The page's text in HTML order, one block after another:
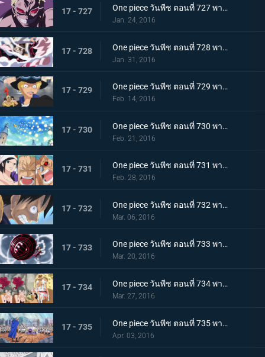
17 - 727 One piece วันพีช ตอนที่ 727 พากย์ไทย พลิกผันครั้งใหญ่! พลังที่ตื่นขึ้นของโดฟลามิงโก้!
Jan. 24, 2016
17 - 728 One piece วันพีช ตอนที่ 728 พากย์ไทย ลูฟี่! ทุ่มสุดตัวลีโอบาซูก้า!
Jan. 31, 2016
17 - 729 One piece วันพีช ตอนที่ 729 พากย์ไทย เจ้ามังกรอัคคี! ฉันจะปกป้องชีวิตลูฟี่ให้ได้!
Feb. 14, 2016
17 - 730 One piece วันพีช ตอนที่ 730 พากย์ไทย น้ำแห่งปาฏิหาริย์! การต่อสู้ของมันเชอร์รี่!
Feb. 21, 2016
17 - 731 One piece วันพีช ตอนที่ 731 พากย์ไทย ตราบที่ยังมีชีวิต! ต้องหยุดกรงนกมรณะให้ได้!
Feb. 28, 2016
17 - 732 One piece วันพีช ตอนที่ 732 พากย์ไทย อยู่หรือตาย! การนับถอยหลังของโชคชะตากรรม!
Mar. 06, 2016
17 - 733 One piece วันพีช ตอนที่ 733 พากย์ไทย พิฆาตสวรรค์! คิงคองกันแห่งความโกรธของลูฟี่!
Mar. 20, 2016
17 - 734 One piece วันพีช ตอนที่ 734 พากย์ไทย สู่เสรีภาพ! เดรสโรซ่าปลื้มปิติ!
Mar. 27, 2016
17 - 735 One piece วันพีช ตอนที่ 735 พากย์ไทย ไม่เคยพบไม่เคยเจอ! การตัดสินใจที่น่าตกตะลึงของฟูจิโทระ!
Apr. 03, 2016